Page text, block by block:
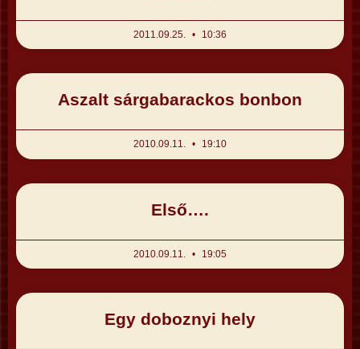
2011.09.25. 10:36
Aszalt sárgabarackos bonbon
2010.09.11. 19:10
Első….
2010.09.11. 19:05
Egy doboznyi hely